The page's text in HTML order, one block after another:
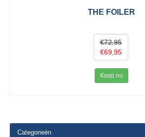
THE FOILER
€72,95
€69,95
Koop nu
Categorieën